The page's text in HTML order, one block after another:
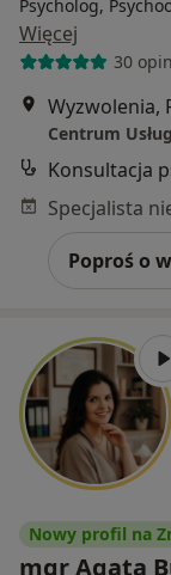
Psycholog,
Więcej
30
Wyzwolenia,
Centrum
Konsultacja
Poproś o
Nowy profil na
mgr Agata